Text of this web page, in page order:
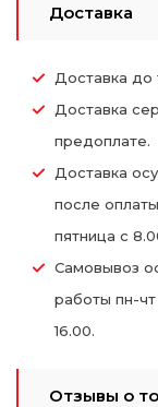
Доставка
Доставка до
Доставка
предоплате.
Доставка
после
пятница с
Самовывоз
работы пн-
16.00.
Отзывы о